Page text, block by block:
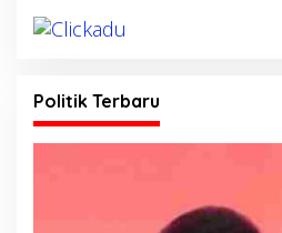
Politik Terbaru